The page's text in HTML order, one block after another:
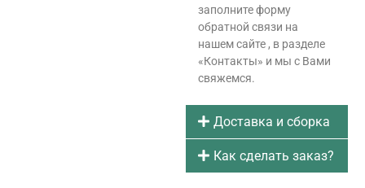
заполните форму
обратной связи на
нашем сайте , в разделе
«Контакты» и мы с Вами
свяжемся.
Доставка и сборка
Как сделать заказ?